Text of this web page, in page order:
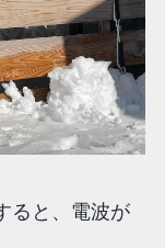
ると、電波が